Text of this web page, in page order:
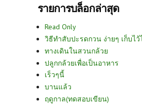
รายการบล็อกล่าสุด
Read Only
วิธีทำสับปะรดกวน ง่ายๆ เก็บไ
ทางเดินในสวนกล้วย
ปลูกกล้วยเพื่อเป็นอาหาร
เร็วๆนี้
บานแล้ว
ฤดูกาล(ทดสอบเขียน)